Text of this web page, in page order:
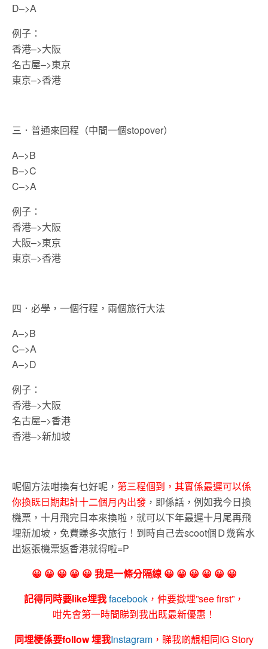
D–>A
例子：
香港–>大阪
名古屋–>東京
東京–>香港
三．普通來回程（中間一個stopover）
A–>B
B–>C
C–>A
例子：
香港–>大阪
大阪–>東京
東京–>香港
四．必學，一個行程，兩個旅行大法
A–>B
C–>A
A–>D
例子：
香港–>大阪
名古屋–>香港
香港–>新加坡
呢個方法咁換有乜好呢， 第三程個到，其實係最遲可以係
你換既日期起計十二個月內出發 ，即係話，例如我今日換
機票，十月飛完日本來換啦，就可以下年最遲十月尾再飛
埋新加坡，免費賺多次旅行！到時自己去scoot個Ｄ幾舊水
出返張機票返香港就得啦=P
😀 😀 😀 😀 😀 我是一條分隔線 😀 😀 😀 😀 😀 😀
記得同時要like埋我facebook ，仲要撳埋”see first”，
咁先會第一時間睇到我出既最新優惠！
同埋梗係要follow 埋我Instagram ，睇我啲靚相同IG Story